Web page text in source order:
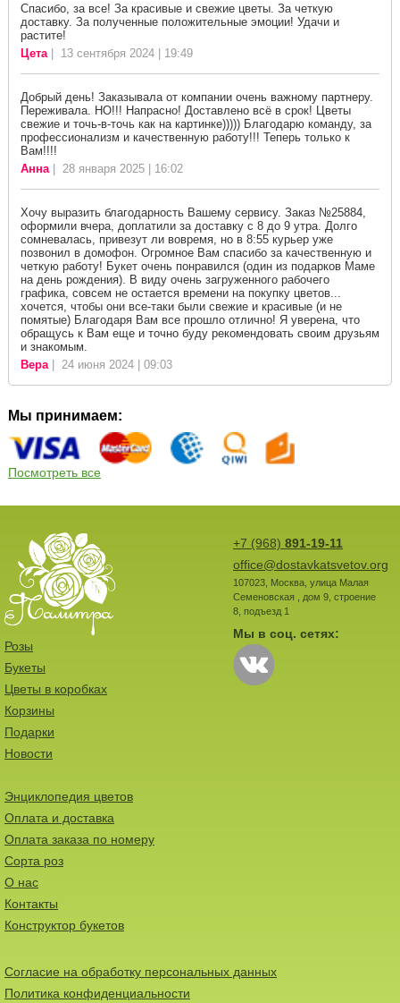
Спасибо, за все! За красивые и свежие цветы. За четкую
доставку. За полученные положительные эмоции! Удачи и
растите!
Цета| 13 сентября 2024 | 19:49
Добрый день! Заказывала от компании очень важному партнеру.
Переживала. НО!!! Напрасно! Доставлено всё в срок! Цветы
свежие и точь-в-точь как на картинке))))) Благодарю команду, за
профессионализм и качественную работу!!! Теперь только к
Вам!!!!
Анна| 28 января 2025 | 16:02
Хочу выразить благодарность Вашему сервису. Заказ №25884,
оформили вчера, доплатили за доставку с 8 до 9 утра. Долго
сомневалась, привезут ли вовремя, но в 8:55 курьер уже
позвонил в домофон. Огромное Вам спасибо за качественную и
четкую работу! Букет очень понравился (один из подарков Маме
на день рождения). В виду очень загруженного рабочего
графика, совсем не остается времени на покупку цветов...
хочется, чтобы они все-таки были свежие и красивые (и не
помятые) Благодаря Вам все прошло отлично! Я уверена, что
обращусь к Вам еще и точно буду рекомендовать своим друзьям
и знакомым.
Вера| 24 июня 2024 | 09:03
Мы принимаем:
Посмотреть все
+7 (968) 891-19-11
office@dostavkatsvetov.org
107023, Москва, улица Малая
Семеновская , дом 9, строение
8, подъезд 1
Мы в соц. сетях:
Розы
Букеты
Цветы в коробках
Корзины
Подарки
Новости
Энциклопедия цветов
Оплата и доставка
Оплата заказа по номеру
Сорта роз
О нас
Контакты
Конструктор букетов
Согласие на обработку персональных данных
Политика конфиденциальности